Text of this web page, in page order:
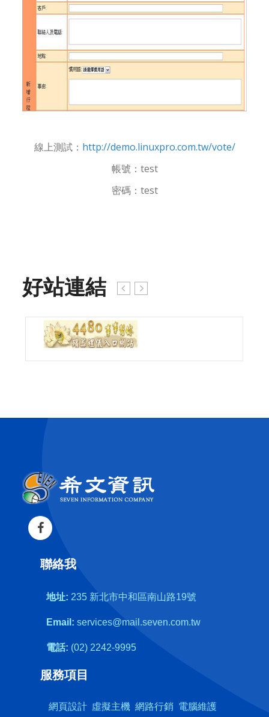
線上測試： http://demo.linuxpro.com.tw/vote/
帳號：test
密碼：test
好站連結
聯絡我
地址: 235 新北市中和區南山路19號
Email: services@mail.seven.com.tw
電話: (02) 2242-9995
服務項目
網頁設計 虛擬主機 網路行銷 電腦維護